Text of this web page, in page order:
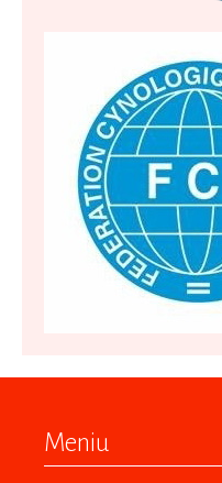
Meniu